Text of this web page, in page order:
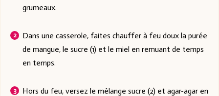
grumeaux.
Dans une casserole, faites chauffer à feu doux la purée
de mangue, le sucre (1) et le miel en remuant de temps
en temps.
Hors du feu, versez le mélange sucre (2) et agar-agar en